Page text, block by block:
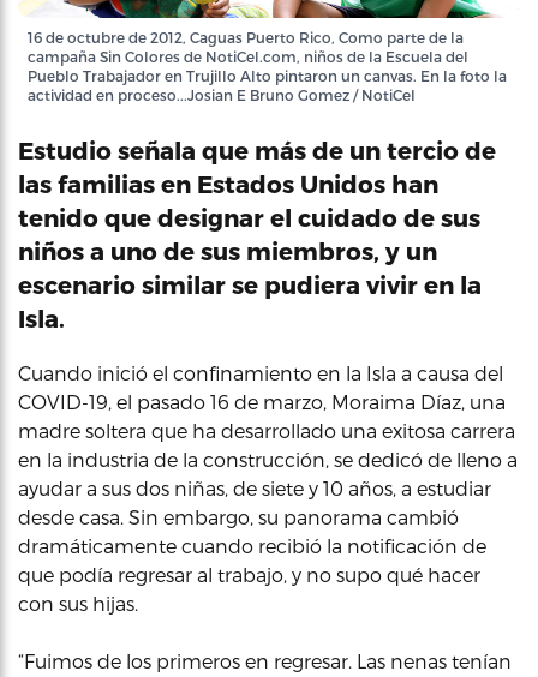
16 de octubre de 2012, Caguas Puerto Rico, Como parte de la
campaña Sin Colores de NotiCel.com, niños de la Escuela del
Pueblo Trabajador en Trujillo Alto pintaron un canvas. En la foto la
actividad en proceso...Josian E Bruno Gomez / NotiCel
Estudio señala que más de un tercio de
las familias en Estados Unidos han
tenido que designar el cuidado de sus
niños a uno de sus miembros, y un
escenario similar se pudiera vivir en la
Isla.
Cuando inició el confinamiento en la Isla a causa del
COVID-19, el pasado 16 de marzo, Moraima Díaz, una
madre soltera que ha desarrollado una exitosa carrera
en la industria de la construcción, se dedicó de lleno a
ayudar a sus dos niñas, de siete y 10 años, a estudiar
desde casa. Sin embargo, su panorama cambió
dramáticamente cuando recibió la notificación de
que podía regresar al trabajo, y no supo qué hacer
con sus hijas.
“Fuimos de los primeros en regresar. Las nenas tenían